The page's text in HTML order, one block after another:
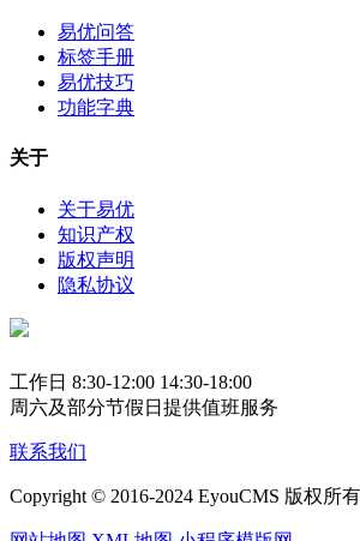
易优问答
标签手册
易优技巧
功能字典
关于
关于易优
知识产权
版权声明
隐私协议
工作日 8:30-12:00 14:30-18:00
周六及部分节假日提供值班服务
联系我们
Copyright © 2016-2024 EyouCMS 版权所有